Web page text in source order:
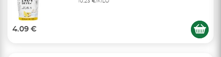
10,23 €/KILO
4.09 €